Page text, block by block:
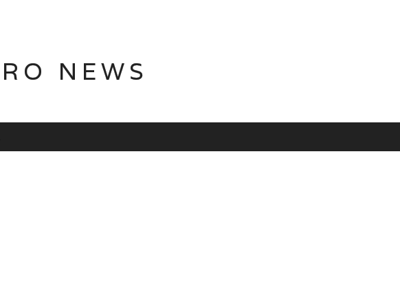
NEWS